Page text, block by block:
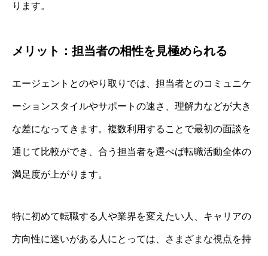
ります。
メリット：担当者の相性を見極められる
エージェントとのやり取りでは、担当者とのコミュニケ
ーションスタイルやサポートの速さ、理解力などが大き
な差になってきます。複数利用することで最初の面談を
通じて比較ができ、合う担当者を選べば転職活動全体の
満足度が上がります。
特に初めて転職する人や業界を変えたい人、キャリアの
方向性に迷いがある人にとっては、さまざまな視点を持